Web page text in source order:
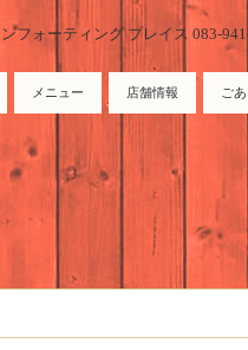
フォーティング プレイス 083-
メニュー 店舗情報 ご